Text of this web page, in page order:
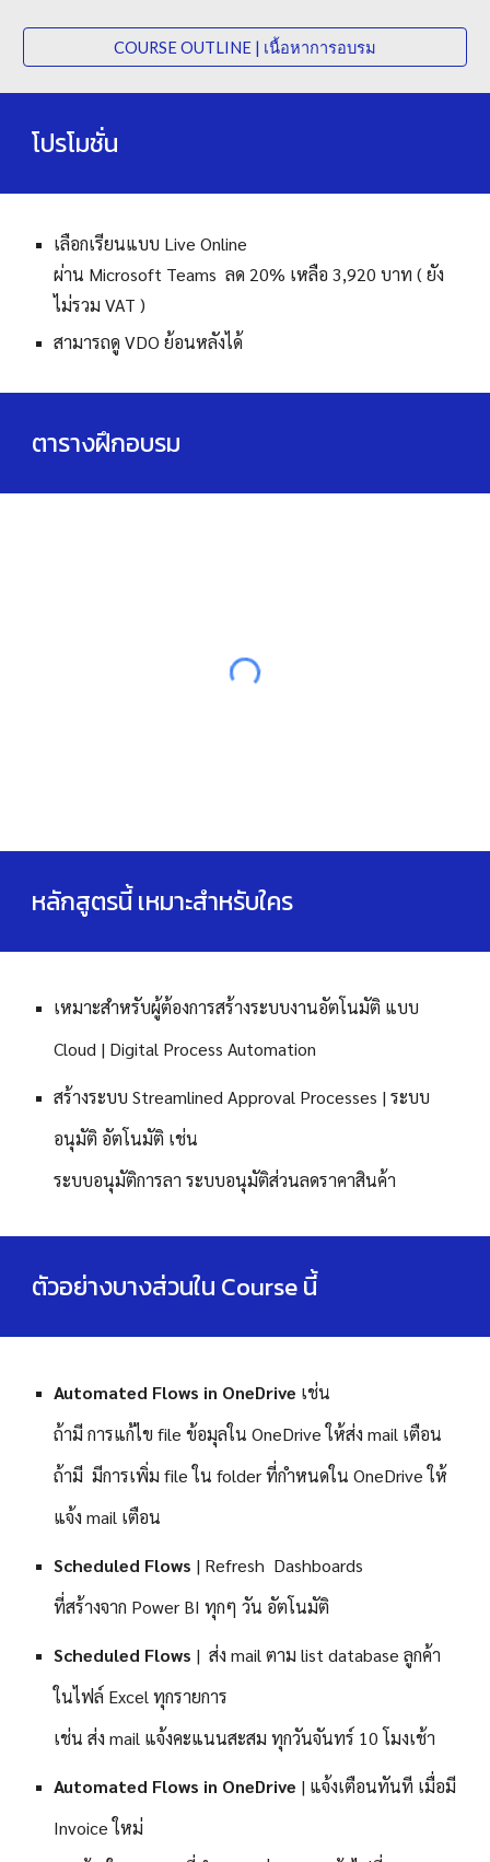
COURSE OUTLINE | เนื้อหาการอบรม
โปรโมชั่น
เลือกเรียนแบบ Live Online
ผ่าน Microsoft Teams ลด 20% เหลือ 3,920 บาท ( ยัง
ไม่รวม VAT )
สามารถดู VDO ย้อนหลังได้
ตารางฝึกอบรม
หลักสูตรนี้ เหมาะสำหรับใคร
เหมาะสำหรับผู้ต้องการสร้างระบบงานอัตโนมัติ แบบ
Cloud | Digital Process Automation
สร้างระบบ Streamlined Approval Processes | ระบบ
อนุมัติ อัตโนมัติ เช่น
ระบบอนุมัติการลา ระบบอนุมัติส่วนลดราคาสินค้า
ตัวอย่างบางส่วนใน Course นี้
Automated Flows in OneDrive เช่น
ถ้ามี การแก้ไข file ข้อมุลใน OneDrive ให้ส่ง mail เตือน
ถ้ามี มีการเพิ่ม file ใน folder ที่กำหนดใน OneDrive ให้
แจ้ง mail เตือน
Scheduled Flows | Refresh Dashboards
ที่สร้างจาก Power BI ทุกๆ วัน อัตโนมัติ
Scheduled Flows | ส่ง mail ตาม list database ลูกค้า
ในไฟล์ Excel ทุกรายการ
เช่น ส่ง mail แจ้งคะแนนสะสม ทุกวันจันทร์ 10 โมงเช้า
Automated Flows in OneDrive | แจ้งเตือนทันที เมื่อมี
Invoice ใหม่